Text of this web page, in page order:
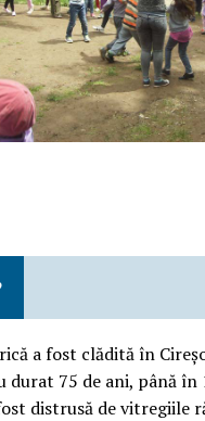
a fost clădită în
durat 75 de ani, până în
distrusă de vitregiile